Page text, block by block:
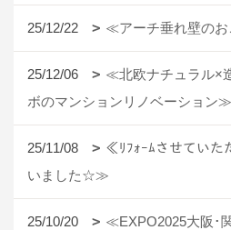
25/12/22 ≪アーチ垂れ壁の
25/12/06
≪北欧ナチュラル×
ボのマンションリノベーション≫
25/11/08
≪ﾘﾌｫｰﾑさせていた
いました☆≫
25/10/20
≪EXPO2025大阪･